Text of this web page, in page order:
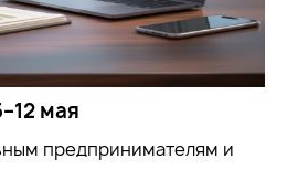
мая
предпринимателям и